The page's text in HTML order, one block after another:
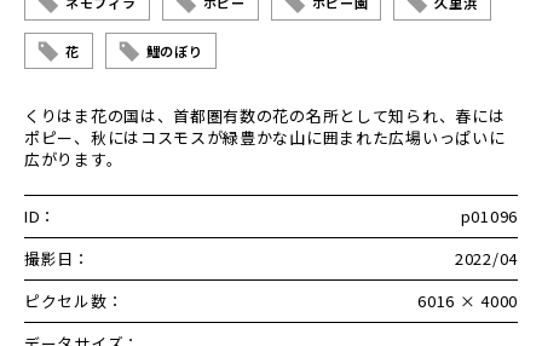
花 鯉のぼり
くりはま花の国は、首都圏有数の花の名所として知られ、春には
ポピー、秋にはコスモスが緑豊かな山に囲まれた広場いっぱいに
広がります。
ID：
p01096
撮影日：
2022/04
ピクセル数：
6016 × 4000